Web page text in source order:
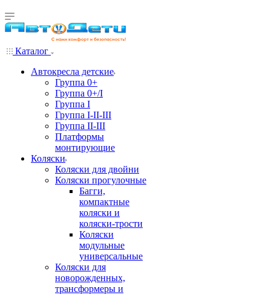
Каталог
Автокресла детские
Группа 0+
Группа 0+/I
Группа I
Группа I-II-III
Группа II-III
Платформы
монтирующие
Коляски
Коляски для двойни
Коляски прогулочные
Багги,
компактные
коляски и
коляски-трости
Коляски
модульные
универсальные
Коляски для
новорожденных,
трансформеры и